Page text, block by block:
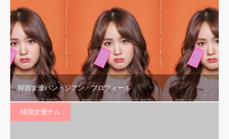
韓国女優ハン・ジアン プロフィール
韓国女優ナム